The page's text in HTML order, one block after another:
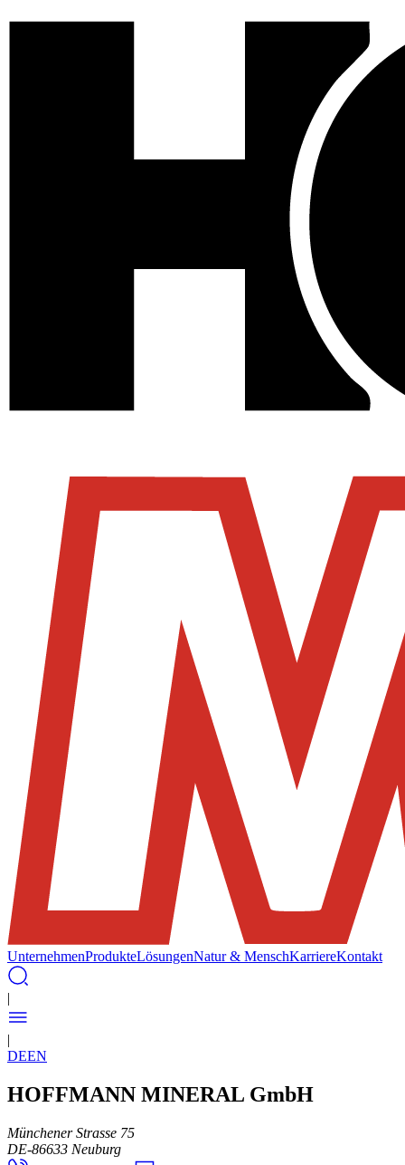
UnternehmenProdukteLösungenNatur & MenschKarriereKontakt
|
|
DEEN
HOFFMANN MINERAL GmbH
Münchener Strasse 75
DE-86633 Neuburg